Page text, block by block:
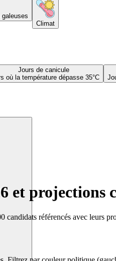
galeuses
Climat
Jours de canicule
où la température dépasse 35°C
et projections
référencés avec leurs